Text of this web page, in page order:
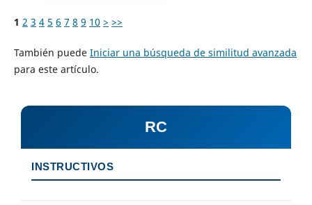
1 2 3 4 5 6 7 8 9 10 > >>
También puede Iniciar una búsqueda de similitud avanzada
para este artículo.
RC
INSTRUCTIVOS